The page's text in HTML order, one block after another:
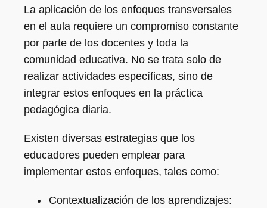
La aplicación de los enfoques transversales
en el aula requiere un compromiso constante
por parte de los docentes y toda la
comunidad educativa. No se trata solo de
realizar actividades específicas, sino de
integrar estos enfoques en la práctica
pedagógica diaria.
Existen diversas estrategias que los
educadores pueden emplear para
implementar estos enfoques, tales como:
Contextualización de los aprendizajes: